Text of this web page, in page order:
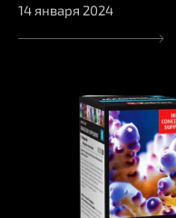
14 января 2024